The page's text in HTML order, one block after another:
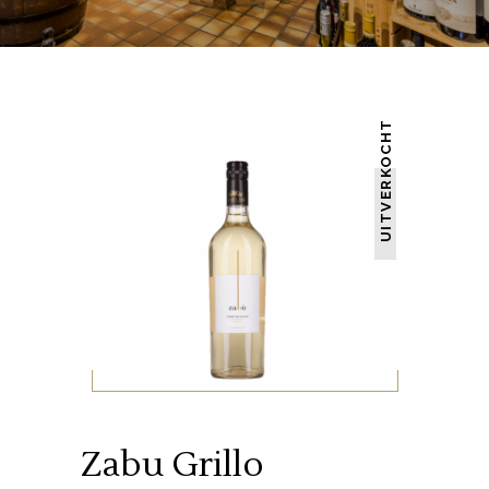
UITVERKOCHT
Zabu Grillo